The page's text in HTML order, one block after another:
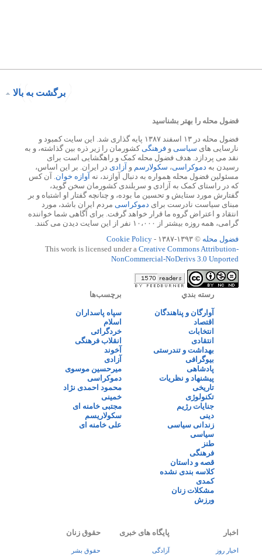
برگشت به بالا
فضول محله را بهتر بشناسید
فضول محله در ۱۳ اسفند ۱۳۸۷ پایه گذاری شد. این سایت کمبود و
نارسایی های سیاسی و فرهنگیکشورمان را زیر ذره بین گذاشته، و به
نقد می پردازد. هدف فضول محله کمک و راهگشایی است برای
رسیدن به دموکراسی، سکولارسم و آزادی در ایران. بر این اساس،
مسئولین فضول محله همواره به دنبال آوازند، نه آوازه خوان. آن کس
که در راستای کمک به آزادی و سربلندی کشورمان سخن گوید،
گفتارش مورد ستایش و تحسین ما بوده، و چنانچه گفتار او اشتباه و بر
مبنای سیاست نادرست برای دموکراسی مردم ایران باشد، مورد
انتقاد و اعتراض گروه ما قرار خواهد گرفت. برای آگاهی شما خواننده
گرامی، همه روزه بیشتر از ۱۰،۰۰۰ نفر از این سایت دیدن می کنند.
فضول محله © ۱۳۹۳-۱۳۸۷ -
Cookie Policy
This work is licensed under a Creative Commons Attribution-
NonCommercial-NoDerivs 3.0 Unported
رسته بندي
آوارگان و پناهندگان
اقتصاد
انتخابات
انتقادی
بهداشت و تندرستی
بیوگرافی
پادشاهی
پیشنهاد و نظریات
تاریخی
تکنولوژی
جنایات رژیم
دینی
زندانی سیاسی
سیاسی
طنز
فرهنگی
قصه و داستان
کلاسه بندی نشده
کمدی
مشکلات زنان
ورزش
برچسب‌ها
سپاه پاسداران
اسلام
خردگرائی
انقلاب فرهنگی
آخوند
آزادی
میرحسین موسوی
دموکراسی
محمود احمدی نژاد
خمینی
مجتبی خامنه ای
سکولاریسم
علی خامنه ای
اخبار
اخبار روز
پایگاه های خبری
آزادگی
حقوق زنان
حقوق بشر